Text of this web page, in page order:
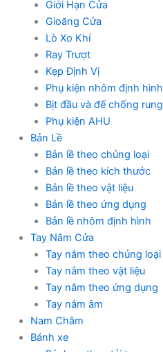
Giới Hạn Cửa
Gioăng Cửa
Lò Xo Khí
Ray Trượt
Kẹp Định Vị
Phụ kiện nhôm định hình
Bịt đầu và đế chống rung
Phụ kiện AHU
Bản Lề
Bản lề theo chủng loại
Bản lề theo kích thước
Bản lề theo vật liệu
Bản lề theo ứng dụng
Bản lề nhôm định hình
Tay Nắm Cửa
Tay nắm theo chủng loại
Tay nắm theo vật liệu
Tay nắm theo ứng dụng
Tay nắm âm
Nam Châm
Bánh xe